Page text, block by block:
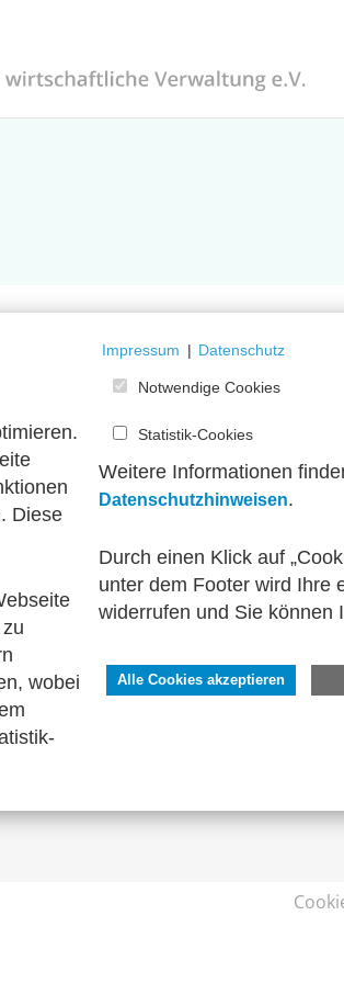
Rechnungslegung & Steuern
Standards
Diese
wobei
Impressum | Datenschutz
Notwendige Cookies
Statistik-Cookies
Weitere Informationen
Datenschutzhinweisen.
Durch einen Klick auf
unter dem Footer wird Ihre
widerrufen und Sie können
Alle Cookies akzeptieren